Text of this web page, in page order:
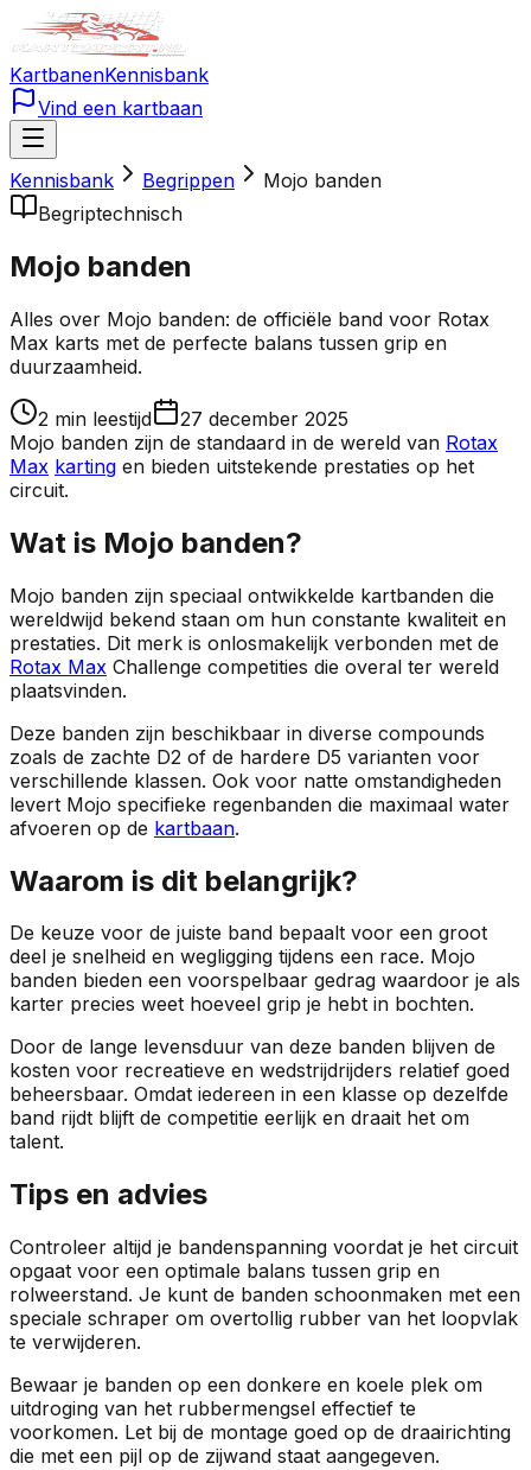
KartbanenKennisbank
Vind een kartbaan
Kennisbank Begrippen
Mojo banden
Begriptechnisch
Mojo banden
Alles over Mojo banden: de officiële band voor Rotax
Max karts met de perfecte balans tussen grip en
duurzaamheid.
2 min leestijd
27 december 2025
Mojo banden zijn de standaard in de wereld van Rotax
Max karting en bieden uitstekende prestaties op het
circuit.
Wat is Mojo banden?
Mojo banden zijn speciaal ontwikkelde kartbanden die
wereldwijd bekend staan om hun constante kwaliteit en
prestaties. Dit merk is onlosmakelijk verbonden met de
Rotax Max Challenge competities die overal ter wereld
plaatsvinden.
Deze banden zijn beschikbaar in diverse compounds
zoals de zachte D2 of de hardere D5 varianten voor
verschillende klassen. Ook voor natte omstandigheden
levert Mojo specifieke regenbanden die maximaal water
afvoeren op de kartbaan.
Waarom is dit belangrijk?
De keuze voor de juiste band bepaalt voor een groot
deel je snelheid en wegligging tijdens een race. Mojo
banden bieden een voorspelbaar gedrag waardoor je als
karter precies weet hoeveel grip je hebt in bochten.
Door de lange levensduur van deze banden blijven de
kosten voor recreatieve en wedstrijdrijders relatief goed
beheersbaar. Omdat iedereen in een klasse op dezelfde
band rijdt blijft de competitie eerlijk en draait het om
talent.
Tips en advies
Controleer altijd je bandenspanning voordat je het circuit
opgaat voor een optimale balans tussen grip en
rolweerstand. Je kunt de banden schoonmaken met een
speciale schraper om overtollig rubber van het loopvlak
te verwijderen.
Bewaar je banden op een donkere en koele plek om
uitdroging van het rubbermengsel effectief te
voorkomen. Let bij de montage goed op de draairichting
die met een pijl op de zijwand staat aangegeven.